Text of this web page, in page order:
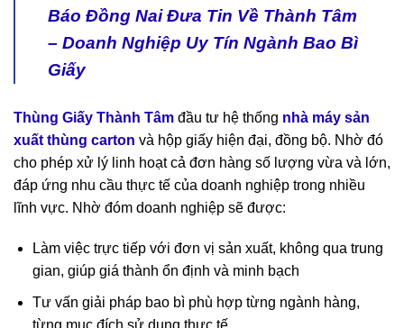
Báo Đồng Nai Đưa Tin Về Thành Tâm
– Doanh Nghiệp Uy Tín Ngành Bao Bì
Giấy
Thùng Giấy Thành Tâm đầu tư hệ thống nhà máy sản
xuất thùng carton và hộp giấy hiện đại, đồng bộ. Nhờ đó
cho phép xử lý linh hoạt cả đơn hàng số lượng vừa và lớn,
đáp ứng nhu cầu thực tế của doanh nghiệp trong nhiều
lĩnh vực. Nhờ đóm doanh nghiệp sẽ được:
Làm việc trực tiếp với đơn vị sản xuất, không qua trung
gian, giúp giá thành ổn định và minh bạch
Tư vấn giải pháp bao bì phù hợp từng ngành hàng,
từng mục đích sử dụng thực tế.